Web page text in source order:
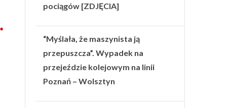
pociągów [ZDJĘCIA]
“Myślała, że maszynista ją
przepuszcza”. Wypadek na
przejeździe kolejowym na linii
Poznań – Wolsztyn